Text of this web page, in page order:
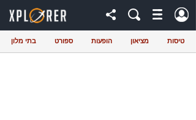
טיסות מציאון הופעות ספורט בתי מלון